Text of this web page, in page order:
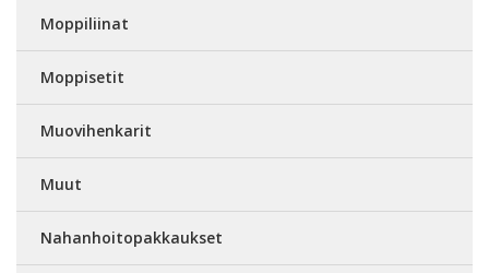
Moppiliinat
Moppisetit
Muovihenkarit
Muut
Nahanhoitopakkaukset